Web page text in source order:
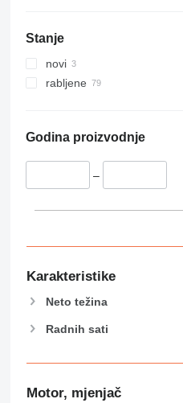
Stanje
novi
rabljene
Godina proizvodnje
–
Karakteristike
Neto težina
Radnih sati
Motor, mjenjač